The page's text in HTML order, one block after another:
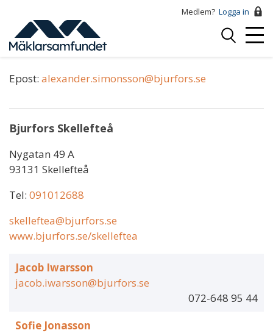
huvudinnehåll
Medlem? Logga in
Logga
Alexander Simonsson
Epost: alexander.simonsson@bjurfors.se
Bjurfors Skellefteå
Nygatan 49 A
93131 Skellefteå
Tel: 091012688
skelleftea@bjurfors.se
www.bjurfors.se/skelleftea
Jacob Iwarsson
jacob.iwarsson@bjurfors.se
072-648 95 44
Sofie Jonasson